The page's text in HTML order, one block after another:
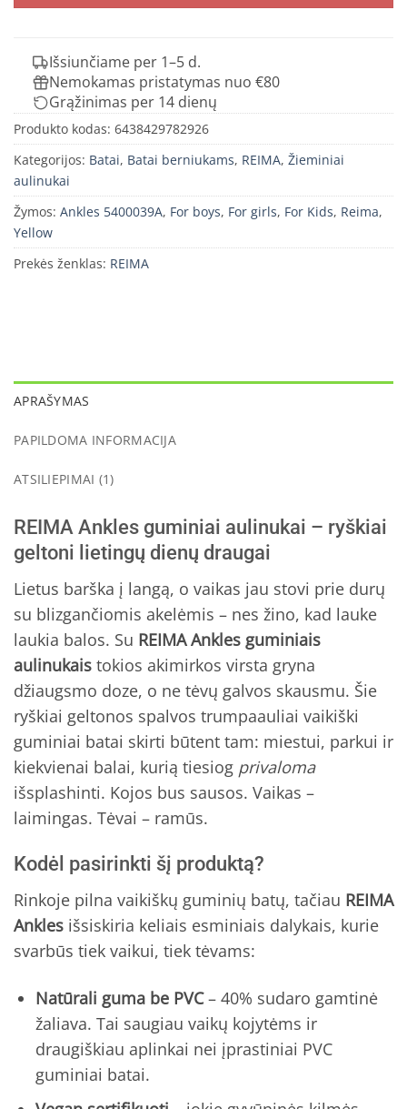
Išsiunčiame per 1–5 d.
Nemokamas pristatymas nuo €80
Grąžinimas per 14 dienų
Produkto kodas: 6438429782926
Kategorijos: Batai, Batai berniukams, REIMA, Žieminiai
aulinukai
Žymos: Ankles 5400039A, For boys, For girls, For Kids, Reima,
Yellow
Prekės ženklas: REIMA
APRAŠYMAS
PAPILDOMA INFORMACIJA
ATSILIEPIMAI (1)
REIMA Ankles guminiai aulinukai – ryškiai
geltoni lietingų dienų draugai
Lietus barška į langą, o vaikas jau stovi prie durų
su blizgančiomis akelėmis – nes žino, kad lauke
laukia balos. Su REIMA Ankles guminiais
aulinukais tokios akimirkos virsta gryna
džiaugsmo doze, o ne tėvų galvos skausmu. Šie
ryškiai geltonos spalvos trumpaauliai vaikiški
guminiai batai skirti būtent tam: miestui, parkui ir
kiekvienai balai, kurią tiesiog privaloma
išsplashinti. Kojos bus sausos. Vaikas –
laimingas. Tėvai – ramūs.
Kodėl pasirinkti šį produktą?
Rinkoje pilna vaikiškų guminių batų, tačiau REIMA
Ankles išsiskiria keliais esminiais dalykais, kurie
svarbūs tiek vaikui, tiek tėvams:
Natūrali guma be PVC– 40% sudaro gamtinė
žaliava. Tai saugiau vaikų kojytėms ir
draugiškiau aplinkai nei įprastiniai PVC
guminiai batai.